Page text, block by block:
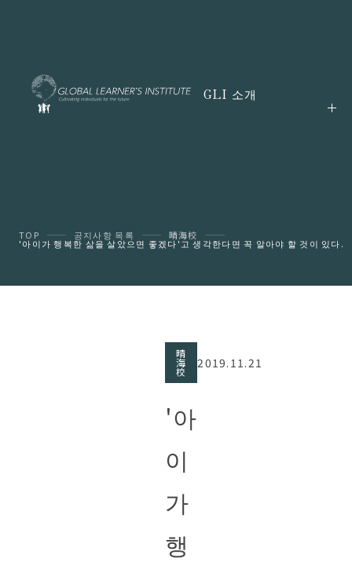
GLI 소개
TOP 공지사항 목록 晴海校
'아이가 행복한 삶을 살았으면 좋겠다'고 생각한다면 꼭 알아야 할 것이 있다.
晴
海
校
2019.11.21
'아
이
가
행